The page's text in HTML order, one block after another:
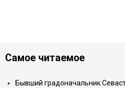
Самое читаемое
Бывший градоначальник